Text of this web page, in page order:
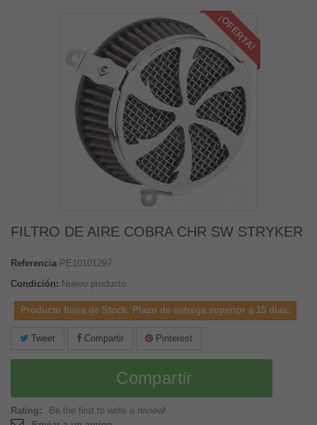
¡OFERTA!
FILTRO DE AIRE COBRA CHR SW STRYKER
Referencia PE10101297
Condición: Nuevo producto
Producto fuera de Stock. Plazo de entrega superior a 15 días.
Tweet Compartir Pinterest
Compartir
Rating:
Be the first to write a review!